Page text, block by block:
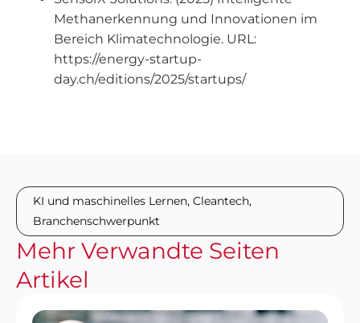
Methanerkennung und Innovationen im
Bereich Klimatechnologie. URL:
https://energy-startup-
day.ch/editions/2025/startups/
KI und maschinelles Lernen, Cleantech,
Branchenschwerpunkt
Mehr Verwandte Seiten
Artikel